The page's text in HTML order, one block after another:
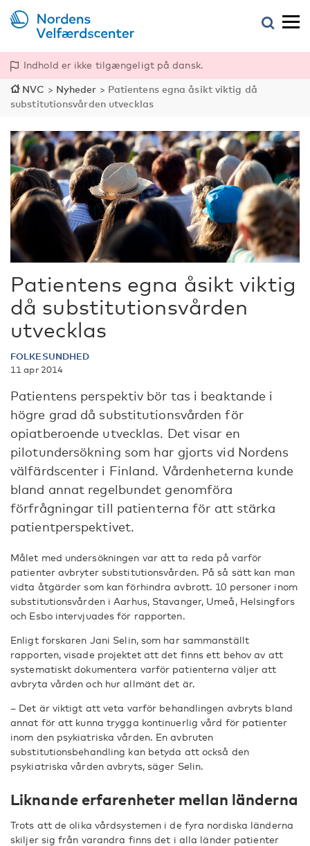
Indhold er ikke tilgængeligt på dansk.
NVC > Nyheder > Patientens egna åsikt viktig då
substitutionsvården utvecklas
Patientens egna åsikt viktig
då substitutionsvården
utvecklas
FOLKESUNDHED
11 apr 2014
Patientens perspektiv bör tas i beaktande i
högre grad då substitutionsvården för
opiatberoende utvecklas. Det visar en
pilotundersökning som har gjorts vid Nordens
välfärdscenter i Finland. Vårdenheterna kunde
bland annat regelbundet genomföra
förfrågningar till patienterna för att stärka
patientperspektivet.
Målet med undersökningen var att ta reda på varför
patienter avbryter substitutionsvården. På så sätt kan man
vidta åtgärder som kan förhindra avbrott. 10 personer inom
substitutionsvården i Aarhus, Stavanger, Umeå, Helsingfors
och Esbo intervjuades för rapporten.
Enligt forskaren Jani Selin, som har sammanställt
rapporten, visade projektet att det finns ett behov av att
systematiskt dokumentera varför patienterna väljer att
avbryta vården och hur allmänt det är.
– Det är viktigt att veta varför behandlingen avbryts bland
annat för att kunna trygga kontinuerlig vård för patienter
inom den psykiatriska vården. En avbruten
substitutionsbehandling kan betyda att också den
psykiatriska vården avbryts, säger Selin.
Liknande erfarenheter mellan länderna
Trots att de olika vårdsystemen i de fyra nordiska länderna
skiljer sig från varandra finns det i alla länder patienter